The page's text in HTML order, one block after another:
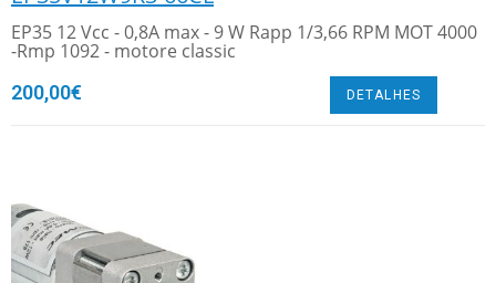
EP35 12 Vcc - 0,8A max - 9 W Rapp 1/3,66 RPM MOT 4000
-Rmp 1092 - motore classic
200,00€ DETALHES